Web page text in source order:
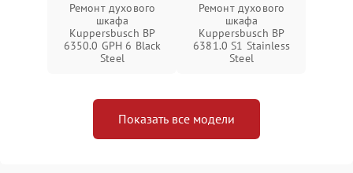
Ремонт духового
шкафа
Kuppersbusch BP
6350.0 GPH 6 Black
Steel
Ремонт духового
шкафа
Kuppersbusch BP
6381.0 S1 Stainless
Steel
Показать все модели